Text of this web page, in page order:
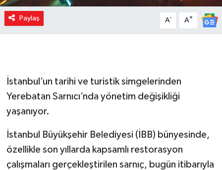
Paylaş A- A+
İstanbul’un tarihi ve turistik simgelerinden
Yerebatan Sarnıcı’nda yönetim değişikliği
yaşanıyor.
İstanbul Büyükşehir Belediyesi (İBB) bünyesinde,
özellikle son yıllarda kapsamlı restorasyon
çalışmaları gerçekleştirilen sarnıç, bugün itibarıyla